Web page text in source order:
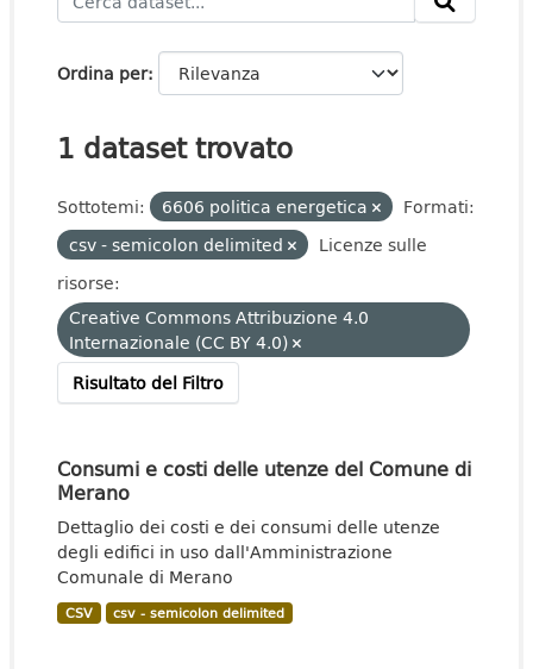
Ordina per
1 dataset trovato
Sottotemi: 6606 politica energetica
Formati:
csv - semicolon delimited
Licenze sulle
risorse:
Creative Commons Attribuzione 4.0
Internazionale (CC BY 4.0)
Risultato del Filtro
Consumi e costi delle utenze del Comune di
Merano
Dettaglio dei costi e dei consumi delle utenze
degli edifici in uso dall'Amministrazione
Comunale di Merano
CSV csv - semicolon delimited